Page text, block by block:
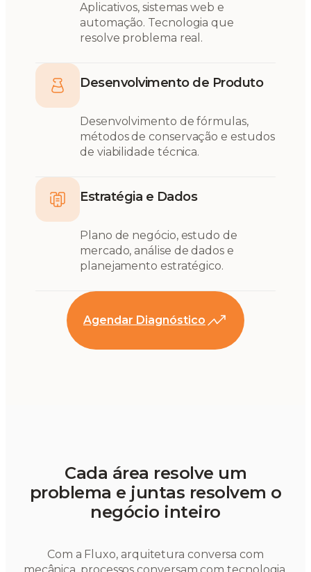
Aplicativos, sistemas web e
automação. Tecnologia que
resolve problema real.
Desenvolvimento de Produto
Desenvolvimento de fórmulas,
métodos de conservação e estudos
de viabilidade técnica.
Estratégia e Dados
Plano de negócio, estudo de
mercado, análise de dados e
planejamento estratégico.
Agendar Diagnóstico
Cada área resolve um
problema e juntas resolvem o
negócio inteiro
Com a Fluxo, arquitetura conversa com